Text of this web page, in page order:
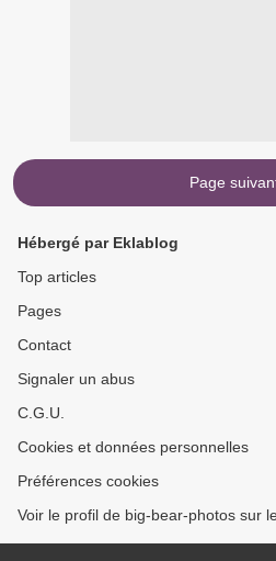
Page
Hébergé par Eklablog
Top articles
Pages
Contact
Signaler un abus
C.G.U.
Cookies et données personnelles
Préférences cookies
Voir le profil de big-bear-photos sur